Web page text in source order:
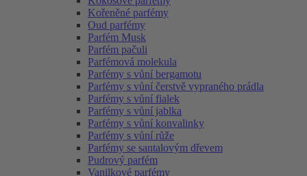
Kořeněné parfémy
Oud parfémy
Parfém Musk
Parfém pačuli
Parfémová molekula
Parfémy s vůní bergamotu
Parfémy s vůní čerstvě vypraného prádla
Parfémy s vůní fialek
Parfémy s vůní jablka
Parfémy s vůní konvalinky
Parfémy s vůní růže
Parfémy se santalovým dřevem
Pudrový parfém
Vanilkové parfémy